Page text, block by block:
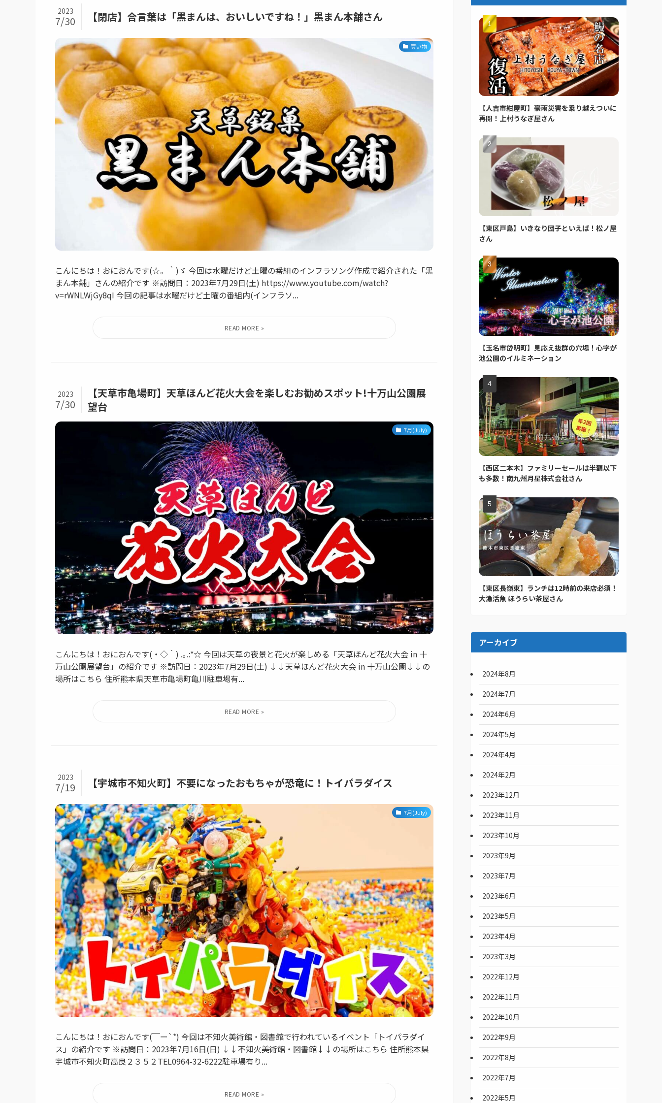
【閉店】合言葉は「黒まんは、おいしいですね！」黒まん本舗さん
2023
7/30
買い物
こんにちは！おにおんです(☆。｀)ゞ 今回は水曜だけど土曜の番組のインフラソング作成で紹介された「黒
まん本舗」さんの紹介です ※訪問日：2023年7月29日(土) https://www.youtube.com/watch?
v=rWNLWjGy8qI 今回の記事は水曜だけど土曜の番組内(インフラソ...
【天草市亀場町】天草ほんど花火大会を楽しむお勧めスポット!十万山公園展
望台
2023
7/30
7月(July)
こんにちは！おにおんです(・◇｀) .｡.:*☆ 今回は天草の夜景と花火が楽しめる「天草ほんど花火大会 in 十
万山公園展望台」の紹介です ※訪問日：2023年7月29日(土) ↓↓天草ほんど花火大会 in 十万山公園↓↓の
場所はこちら 住所熊本県天草市亀場町亀川駐車場有...
【宇城市不知火町】不要になったおもちゃが恐竜に！トイパラダイス
2023
7/19
7月(July)
こんにちは！おにおんです(￣ー`*) 今回は不知火美術館・図書館で行われているイベント「トイパラダイ
ス」の紹介です ※訪問日：2023年7月16日(日) ↓↓不知火美術館・図書館↓↓の場所はこちら 住所熊本県
宇城市不知火町高良２３５２TEL0964-32-6222駐車場有り...
【人吉市紺屋町】豪雨災害を乗り越えついに
再開！上村うなぎ屋さん
【東区戸島】いきなり団子といえば！松ノ屋
さん
【玉名市岱明町】見応え抜群の穴場！心字が
池公園のイルミネーション
【西区二本木】ファミリーセールは半額以下
も多数！南九州月星株式会社さん
【東区長嶺東】ランチは12時前の来店必須！
大漁活魚 ほうらい茶屋さん
アーカイブ
2024年8月
2024年7月
2024年6月
2024年5月
2024年4月
2024年2月
2023年12月
2023年11月
2023年10月
2023年9月
2023年7月
2023年6月
2023年5月
2023年4月
2023年3月
2022年12月
2022年11月
2022年10月
2022年9月
2022年8月
2022年7月
2022年5月